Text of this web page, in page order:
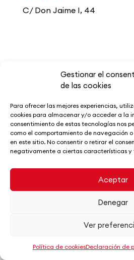
Gestionar el
de las cookies
Para ofrecer las mejores experiencias,
cookies para almacenar y/o acceder a la
consentimiento de estas tecnologías nos
como el comportamiento de navegación
en este sitio. No consentir o retirar el
negativamente a ciertas características y
Aceptar
Denegar
Ver
Política de cookiesDeclaración de
C/ Don Jaime I, 44
El Tubo
Por la compra de una copa
Calatayud, recibirás una
obtienes un premio, podrás
El premio es
otra